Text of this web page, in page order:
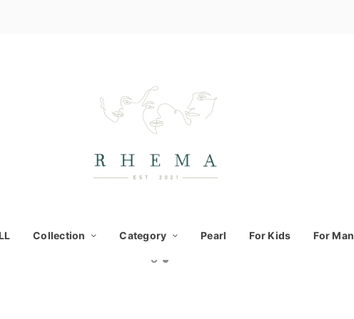
Collection Category Pearl For Kids For Man